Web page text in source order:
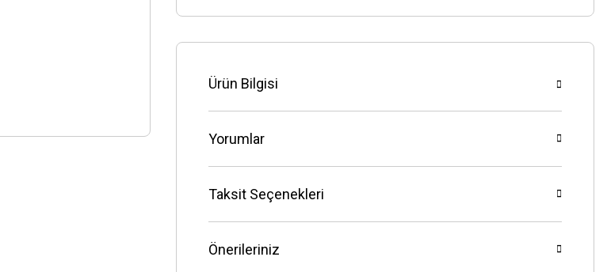
Ürün Bilgisi
Yorumlar
Taksit Seçenekleri
Önerileriniz